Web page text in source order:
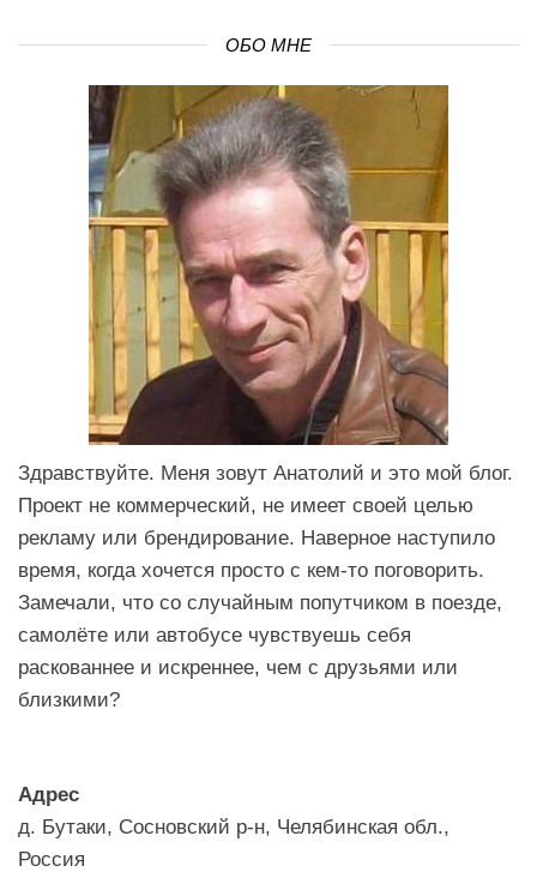
ОБО МНЕ
Здравствуйте. Меня зовут Анатолий и это мой блог.
Проект не коммерческий, не имеет своей целью
рекламу или брендирование. Наверное наступило
время, когда хочется просто с кем-то поговорить.
Замечали, что со случайным попутчиком в поезде,
самолёте или автобусе чувствуешь себя
раскованнее и искреннее, чем с друзьями или
близкими?
Адрес
д. Бутаки, Сосновский р-н, Челябинская обл.,
Россия